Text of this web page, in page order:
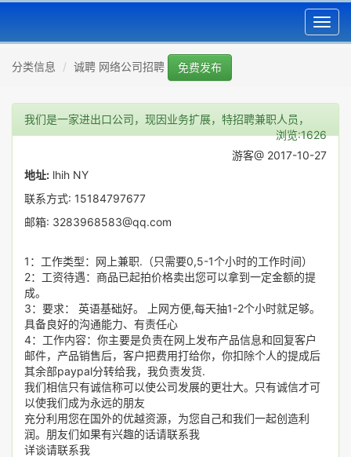
分类信息 诚聘 网络公司招聘 免费发布
我们是一家进出口公司，现因业务扩展，特招聘兼职人员，
浏览:1626
游客@ 2017-10-27
地址: lhih NY
联系方式: 15184797677
邮箱: 3283968583@qq.com
1：工作类型：网上兼职.（只需要0,5-1个小时的工作时间）
2：工资待遇：商品已起拍价格卖出您可以拿到一定金额的提
成。
3：要求： 英语基础好。 上网方便,每天抽1-2个小时就足够。
具备良好的沟通能力、有责任心
4：工作内容：你主要是负责在网上发布产品信息和回复客户
邮件，产品销售后，客户把费用打给你，你扣除个人的提成后
其余部paypal分转给我，我负责发货.
我们相信只有诚信称可以使公司发展的更壮大。只有诚信才可
以使我们成为永远的朋友
充分利用您在国外的优越资源，为您自己和我们一起创造利
润。朋友们如果有兴趣的话请联系我
详谈请联系我